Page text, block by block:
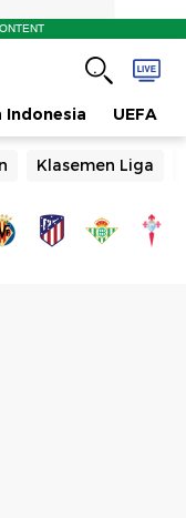
Indonesia UEFA
Klasemen Liga